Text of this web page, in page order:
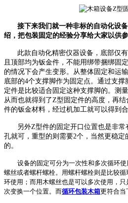
接下来我们就一种非标的自动化设
绍，把包装固定的经验分享给大家以供参
此款自动化精密仪器设备，底部仅
且顶部均为钣金件，不能用绑带捆绑固
的情况下会产生变形。从整体固定和运
底部的4个支撑脚作为固定点。通过支
定件是比较适合固定这种支撑脚的。测
从而也就得到了Z型固定件的高度，再
件的钣金材料，经过机加工就可以得到
另外Z型件的固定开口位置也是非
孔就可，重型的则需要2个，当然更稳
的。
设备的固定可分为一次性和多次循环
螺丝或者螺杆螺栓。用螺杆螺栓则是比较
环使用；而用木螺丝也是可以多次使用，
次变换一个位置。而循环包装木箱更符合当